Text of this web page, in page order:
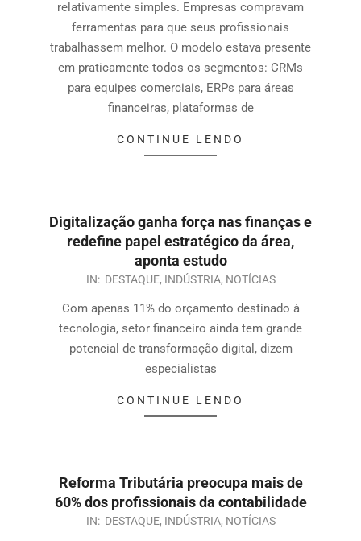
relativamente simples. Empresas compravam
ferramentas para que seus profissionais
trabalhassem melhor. O modelo estava presente
em praticamente todos os segmentos: CRMs
para equipes comerciais, ERPs para áreas
financeiras, plataformas de
CONTINUE LENDO
Digitalização ganha força nas finanças e
redefine papel estratégico da área,
aponta estudo
IN: DESTAQUE, INDÚSTRIA, NOTÍCIAS
Com apenas 11% do orçamento destinado à
tecnologia, setor financeiro ainda tem grande
potencial de transformação digital, dizem
especialistas
CONTINUE LENDO
Reforma Tributária preocupa mais de
60% dos profissionais da contabilidade
IN: DESTAQUE, INDÚSTRIA, NOTÍCIAS